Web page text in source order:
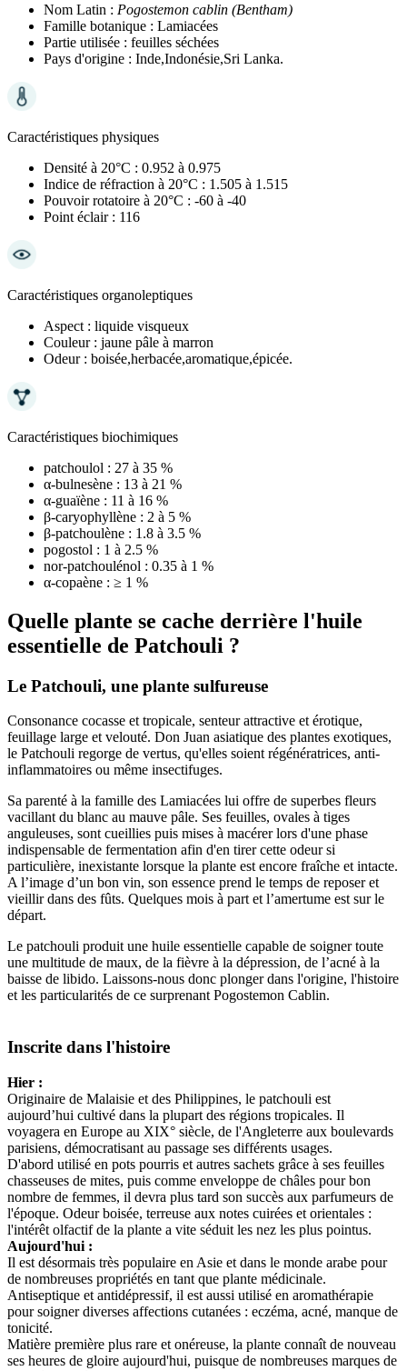
Nom Latin : Pogostemon cablin (Bentham)
Famille botanique : Lamiacées
Partie utilisée : feuilles séchées
Pays d'origine : Inde,Indonésie,Sri Lanka.
Caractéristiques physiques
Densité à 20°C : 0.952 à 0.975
Indice de réfraction à 20°C : 1.505 à 1.515
Pouvoir rotatoire à 20°C : -60 à -40
Point éclair : 116
Caractéristiques organoleptiques
Aspect : liquide visqueux
Couleur : jaune pâle à marron
Odeur : boisée,herbacée,aromatique,épicée.
Caractéristiques biochimiques
patchoulol : 27 à 35 %
α-bulnesène : 13 à 21 %
α-guaïène : 11 à 16 %
β-caryophyllène : 2 à 5 %
β-patchoulène : 1.8 à 3.5 %
pogostol : 1 à 2.5 %
nor-patchoulénol : 0.35 à 1 %
α-copaène : ≥ 1 %
Quelle plante se cache derrière l'huile
essentielle de Patchouli ?
Le Patchouli, une plante sulfureuse
Consonance cocasse et tropicale, senteur attractive et érotique,
feuillage large et velouté. Don Juan asiatique des plantes exotiques,
le Patchouli regorge de vertus, qu'elles soient régénératrices, anti-
inflammatoires ou même insectifuges.
Sa parenté à la famille des Lamiacées lui offre de superbes fleurs
vacillant du blanc au mauve pâle. Ses feuilles, ovales à tiges
anguleuses, sont cueillies puis mises à macérer lors d'une phase
indispensable de fermentation afin d'en tirer cette odeur si
particulière, inexistante lorsque la plante est encore fraîche et intacte.
A l’image d’un bon vin, son essence prend le temps de reposer et
vieillir dans des fûts. Quelques mois à part et l’amertume est sur le
départ.
Le patchouli produit une huile essentielle capable de soigner toute
une multitude de maux, de la fièvre à la dépression, de l’acné à la
baisse de libido. Laissons-nous donc plonger dans l'origine, l'histoire
et les particularités de ce surprenant Pogostemon Cablin.
Inscrite dans l'histoire
Hier :
Originaire de Malaisie et des Philippines, le patchouli est
aujourd’hui cultivé dans la plupart des régions tropicales. Il
voyagera en Europe au XIX° siècle, de l'Angleterre aux boulevards
parisiens, démocratisant au passage ses différents usages.
D'abord utilisé en pots pourris et autres sachets grâce à ses feuilles
chasseuses de mites, puis comme enveloppe de châles pour bon
nombre de femmes, il devra plus tard son succès aux parfumeurs de
l'époque. Odeur boisée, terreuse aux notes cuirées et orientales :
l'intérêt olfactif de la plante a vite séduit les nez les plus pointus.
Aujourd'hui :
Il est désormais très populaire en Asie et dans le monde arabe pour
de nombreuses propriétés en tant que plante médicinale.
Antiseptique et antidépressif, il est aussi utilisé en aromathérapie
pour soigner diverses affections cutanées : eczéma, acné, manque de
tonicité.
Matière première plus rare et onéreuse, la plante connaît de nouveau
ses heures de gloire aujourd'hui, puisque de nombreuses marques de